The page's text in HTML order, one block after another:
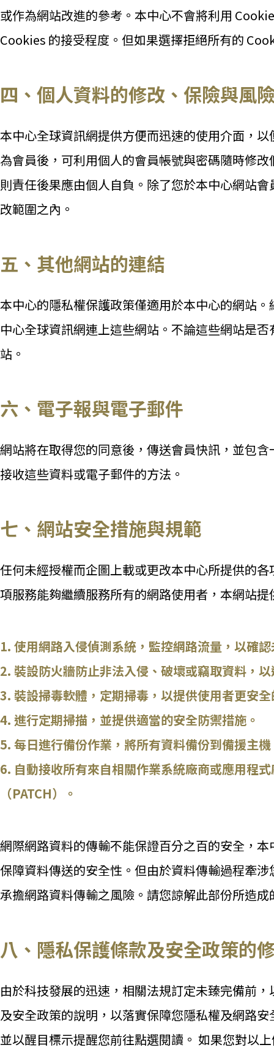
或作為網站改進的參考。本中心不會將利用
Cookies 的接受程度。但如果選擇拒絕所有的
四、個人資料的修改、保險與風
本中心全球資訊網提供方便而迅速的使用介面，
為會員後，可利用個人的會員帳號與密碼隨時修
則責任後果應由個人自負。除了您於本中心網站
改範圍之內。
五、其他網站的連結
本中心的隱私權保護政策僅適用於本中心的網站
中心全球資訊網連上這些網站。不論這些網站是
站。
六、電子報與電子郵件
網站將在取得您的同意後，傳送會員快訊，並包
接收這些資料或電子郵件的方法。
七、網站安全措施與規範
任何未經授權而企圖上載或更改本中心所提供的
項服務能夠繼續服務所有的網路使用者，本網站
使用網路入侵偵測系統，監控網路流量，以確
裝設防火牆防止非法入侵、破壞或竊取資料，
裝設掃毒軟體，定期掃毒，以提供使用者更安
進行定期掃描，並提供適當的安全防禦措施。
每日進行備份作業，將所有資料備份到備援主
自動接收所有來自相關作業系統廠商或應用程
（PATCH）。
網際網路資料的傳輸不能保證百分之百的安全，
保障資料傳送的安全性。但由於資料傳輸過程牽
承擔網路資料傳輸之風險。請您諒解此部份所造
八、隱私保護條款及安全政策的
由於科技發展的迅速，相關法規訂定未臻完備前
及安全政策的說明，以落實保障您隱私權及網路
並以醒目標示提醒您前往點選閱讀。 如果您對以